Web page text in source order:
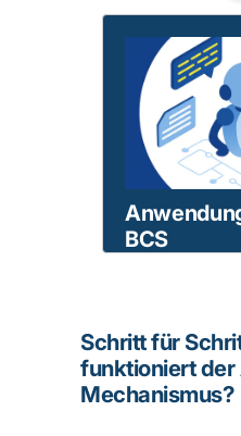
BCS
Schritt für
funktioniert der
Mechanismus?